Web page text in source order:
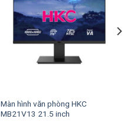
Màn hình văn phòng HKC
MB21V13 21.5 inch